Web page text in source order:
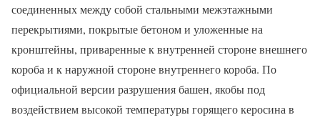
соединенных между собой стальными межэтажными
перекрытиями, покрытые бетоном и уложенные на
кронштейны, приваренные к внутренней стороне внешнего
короба и к наружной стороне внутреннего короба. По
официальной версии разрушения башен, якобы под
воздействием высокой температуры горящего керосина в